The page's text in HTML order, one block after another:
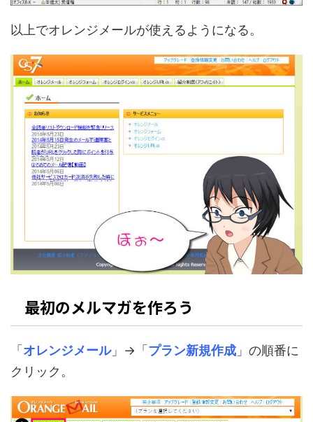
以上でオレンジメールが使えるようになる。
最初のメルマガを作ろう
「 オレンジメール」→「 プラン新規作成 」の順番に
クリック。